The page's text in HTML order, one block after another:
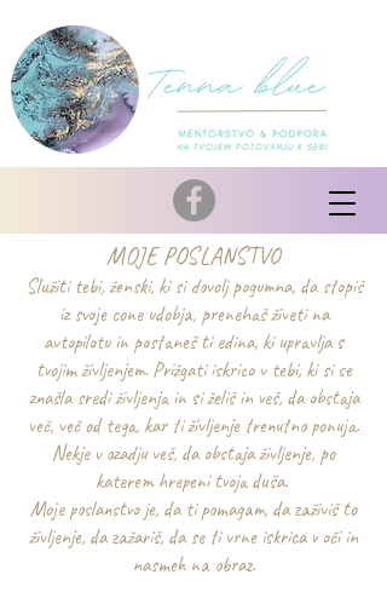
MOJE POSLANSTVO
Služiti tebi, ženski, ki si dovolj pogumna, da stopiš
iz svoje cone udobja, prenehaš živeti na
avtopilotu in postaneš ti edina, ki upravlja s
tvojim življenjem. Prižgati iskrico v tebi, ki si se
znašla sredi življenja in si želiš in veš, da obstaja
več, več od tega, kar ti življenje trenutno ponuja.
Nekje v ozadju veš, da obstaja življenje, po
katerem hrepeni tvoja duša.
Moje poslanstvo je, da ti pomagam, da zaživiš to
življenje, da zažariš, da se ti vrne iskrica v oči in
nasmeh na obraz.